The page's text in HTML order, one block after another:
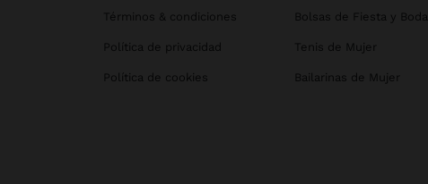
Términos & condiciones
Política de privacidad
Política de cookies
Bolsas de Fiesta y Boda
Tenis de Mujer
Bailarinas de Mujer